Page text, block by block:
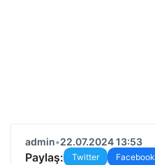
admin•22.07.2024 13:53
Paylaş: Twitter Facebook